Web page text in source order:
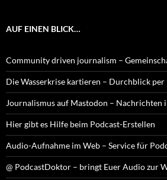
AUF EINEN BLICK…
Community driven journalism –
Die Wasserkrise kartieren – Durchblick per
Journalismus auf Mastodon – Nachrichten
Hier gibt es Hilfe beim Podcast-Erstellen
Audio-Aufnahme im Web – Service für
@ PodcastDoktor – bringt Euer Audio zur